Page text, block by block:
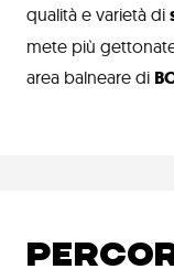
qualità e varietà di
mete più
area balneare di